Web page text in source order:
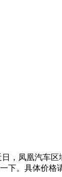
日，凤凰汽车区
下。具体价格